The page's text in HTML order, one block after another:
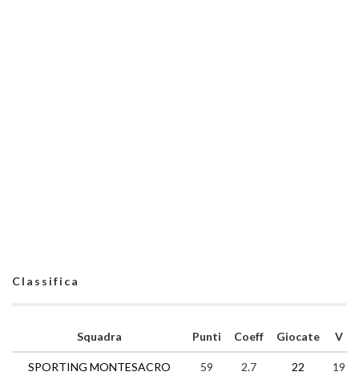
Classifica
Squadra
SPORTING MONTESACRO
Punti Coeff Giocate V
59 2.7 22 19